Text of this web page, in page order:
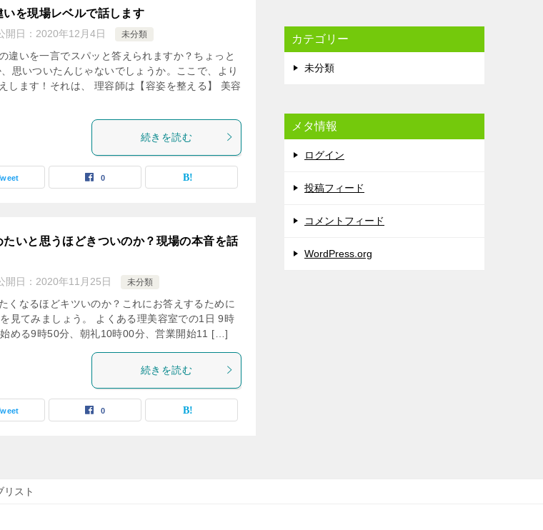
を現場レベルで話します
開日： 2020年12月4日 未分類
違いを一言でスパッと答えられますか？ちょっと
思いついたんじゃないでしょうか。ここで、より
します！それは、 理容師は【容姿を整える】 美容
続きを読む
0
いと思うほどきついのか？現場の本音を話
開日： 2020年11月25日 未分類
くなるほどキツいのか？これにお答えするために
見てみましょう。 よくある理美容室での1日 9時
める9時50分、朝礼10時00分、営業開始11 […]
続きを読む
0
カテゴリー
未分類
メタ情報
ログイン
投稿フィード
コメントフィード
WordPress.org
リスト